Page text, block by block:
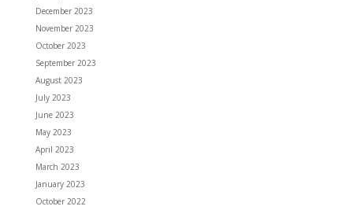
December 2023
November 2023
October 2023
September 2023
August 2023
July 2023
June 2023
May 2023
April 2023
March 2023
January 2023
October 2022